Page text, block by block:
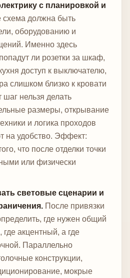
с планировкой и
схема должна быть
оборудованию и
Именно здесь
ли розетки за шкаф,
доступ к выключателю,
слишком близко к кровати
шаг нельзя делать
размеры, открывание
и логика проходов
на удобство. Эффект:
что после отделки точки
или физически
световые сценарии и
После привязки
где нужен общий
где акцентный, а где
Параллельно
конструкции,
мокрые